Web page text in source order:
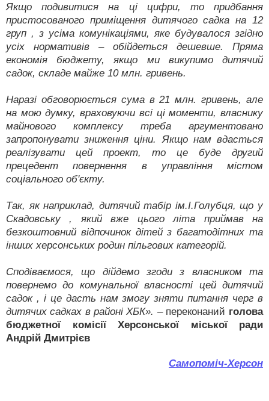
Якщо подивитися на ці цифри, то придбання
пристосованого приміщення дитячого садка на 12
груп , з усіма комунікаціями, яке будувалося згідно
усіх нормативів – обійдеться дешевше. Пряма
економія бюджету, якщо ми викупимо дитячий
садок, складе майже 10 млн. гривень.
Наразі обговорюється сума в 21 млн. гривень, але
на мою думку, враховуючи всі ці моменти, власнику
майнового комплексу треба аргументовано
запропонувати зниження ціни. Якщо нам вдасться
реалізувати цей проект, то це буде другий
прецедент повернення в управління містом
соціального об'єкту.
Так, як наприклад, дитячий табір ім.І.Голубця, що у
Скадовську , який вже цього літа приймав на
безкоштовний відпочинок дітей з багатодітних та
інших херсонських родин пільгових категорій.
Сподіваємося, що дійдемо згоди з власником та
повернемо до комунальної власності цей дитячий
садок , і це дасть нам змогу зняти питання черг в
дитячих садках в районі ХБК». – переконаний голова
бюджетної комісії Херсонської міської ради
Андрій Дмитрієв
Самопоміч-Херсон